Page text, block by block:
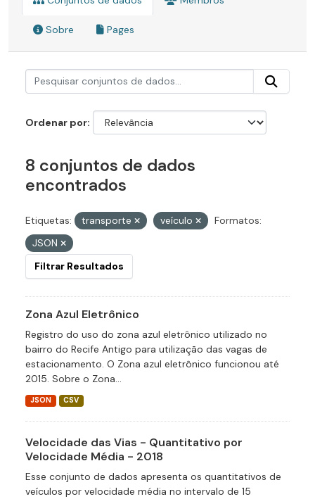
Sobre Pages
Ordenar por
8 conjuntos de dados
encontrados
Etiquetas: transporte veículo
Formatos:
JSON
Filtrar Resultados
Zona Azul Eletrônico
Registro do uso do zona azul eletrônico utilizado no
bairro do Recife Antigo para utilização das vagas de
estacionamento. O Zona azul eletrônico funcionou até
2015. Sobre o Zona...
JSON CSV
Velocidade das Vias - Quantitativo por
Velocidade Média - 2018
Esse conjunto de dados apresenta os quantitativos de
veículos por velocidade média no intervalo de 15